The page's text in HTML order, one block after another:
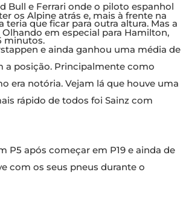
Bull e Ferrari onde o piloto espanhol
que ficar para outra altura. Mas a
minutos.
os Alpine atrás e, mais à frente na
em especial para Hamilton,
e ainda ganhou uma média de
a posição. Principalmente como
era notória. Vejam lá que houve uma
rápido de todos foi Sainz com
P5 após começar em P19 e ainda de
com os seus pneus durante o